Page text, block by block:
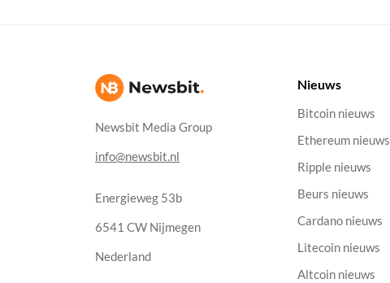
Newsbit Media Group
info@newsbit.nl
Energieweg 53b
6541 CW Nijmegen
Nederland
Nieuws
Bitcoin nieuws
Ethereum nieuws
Ripple nieuws
Beurs nieuws
Cardano nieuws
Litecoin nieuws
Altcoin nieuws